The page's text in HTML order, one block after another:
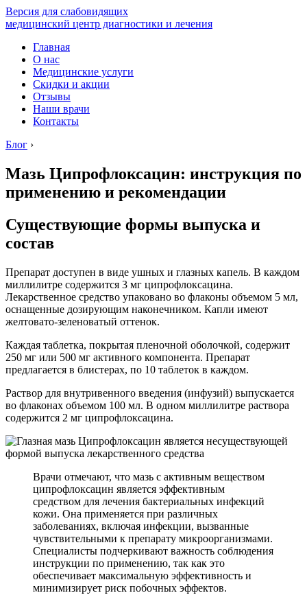
Версия для слабовидящих
медицинский центр диагностики и лечения
Главная
О нас
Медицинские услуги
Скидки и акции
Отзывы
Наши врачи
Контакты
Блог ›
Мазь Ципрофлоксацин: инструкция по
применению и рекомендации
Существующие формы выпуска и
состав
Препарат доступен в виде ушных и глазных капель. В каждом
миллилитре содержится 3 мг ципрофлоксацина.
Лекарственное средство упаковано во флаконы объемом 5 мл,
оснащенные дозирующим наконечником. Капли имеют
желтовато-зеленоватый оттенок.
Каждая таблетка, покрытая пленочной оболочкой, содержит
250 мг или 500 мг активного компонента. Препарат
предлагается в блистерах, по 10 таблеток в каждом.
Раствор для внутривенного введения (инфузий) выпускается
во флаконах объемом 100 мл. В одном миллилитре раствора
содержится 2 мг ципрофлоксацина.
Врачи отмечают, что мазь с активным веществом
ципрофлоксацин является эффективным
средством для лечения бактериальных инфекций
кожи. Она применяется при различных
заболеваниях, включая инфекции, вызванные
чувствительными к препарату микроорганизмами.
Специалисты подчеркивают важность соблюдения
инструкции по применению, так как это
обеспечивает максимальную эффективность и
минимизирует риск побочных эффектов.